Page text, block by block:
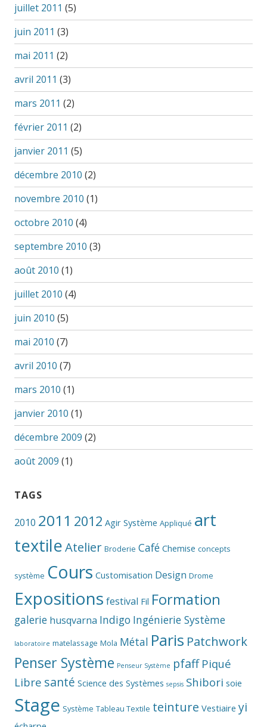
juillet 2011 (5)
juin 2011 (3)
mai 2011 (2)
avril 2011 (3)
mars 2011 (2)
février 2011 (2)
janvier 2011 (5)
décembre 2010 (2)
novembre 2010 (1)
octobre 2010 (4)
septembre 2010 (3)
août 2010 (1)
juillet 2010 (4)
juin 2010 (5)
mai 2010 (7)
avril 2010 (7)
mars 2010 (1)
janvier 2010 (1)
décembre 2009 (2)
août 2009 (1)
TAGS
2010 2011 2012 Agir Système Appliqué art
textileAtelier Broderie Café Chemise concepts
système Cours Customisation Design Drome
Expositions festival Fil Formation
galerie husqvarna Indigo Ingénierie Système
laboratoire matelassage Mola Métal Paris Patchwork
Penser Système Penseur Système pfaff Piqué
Libre santé Science des Systèmes sepsis Shibori soie
Stage Système Tableau Textile teinture Vestiaire yi